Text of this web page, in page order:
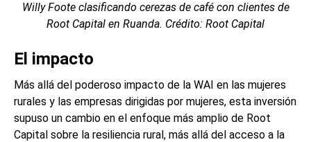
Willy Foote clasificando cerezas de café con clientes de
Root Capital en Ruanda. Crédito: Root Capital
El impacto
Más allá del poderoso impacto de la WAI en las mujeres
rurales y las empresas dirigidas por mujeres, esta inversión
supuso un cambio en el enfoque más amplio de Root
Capital sobre la resiliencia rural, más allá del acceso a la